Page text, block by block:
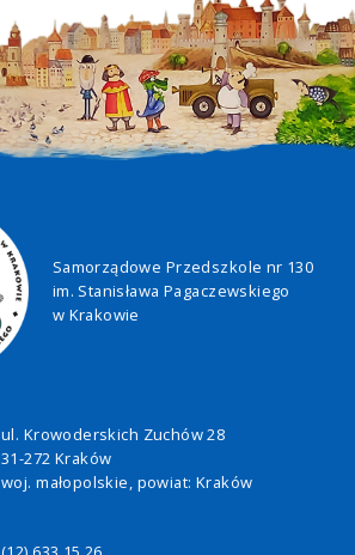
Samorządowe Przedszkole nr 130
im. Stanisława Pagaczewskiego
w Krakowie
ul. Krowoderskich Zuchów 28
31-272 Kraków
woj. małopolskie, powiat: Kraków